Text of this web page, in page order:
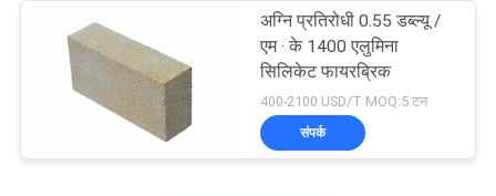
अग्नि प्रतिरोधी 0.55 डब्ल्यू /
एम · के 1400 एलुमिना
सिलिकेट फायरब्रिक
400-2100 USD/T MOQ:5 टन
संपर्क